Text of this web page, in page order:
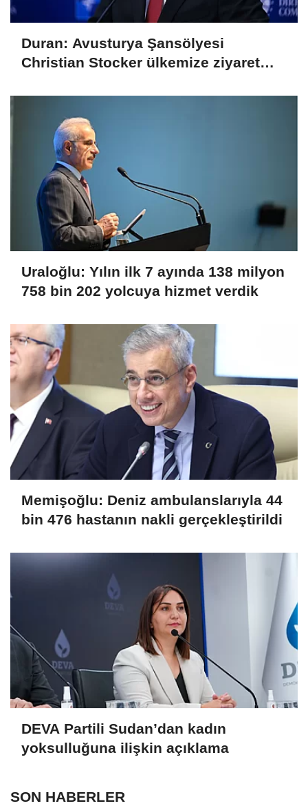
Duran: Avusturya Şansölyesi
Christian Stocker ülkemize ziyaret
Uraloğlu: Yılın ilk 7 ayında 138 milyon
758 bin 202 yolcuya hizmet verdik
Memişoğlu: Deniz ambulanslarıyla 44
bin 476 hastanın nakli gerçekleştirildi
DEVA Partili Sudan’dan kadın
yoksulluğuna ilişkin açıklama
SON HABERLER